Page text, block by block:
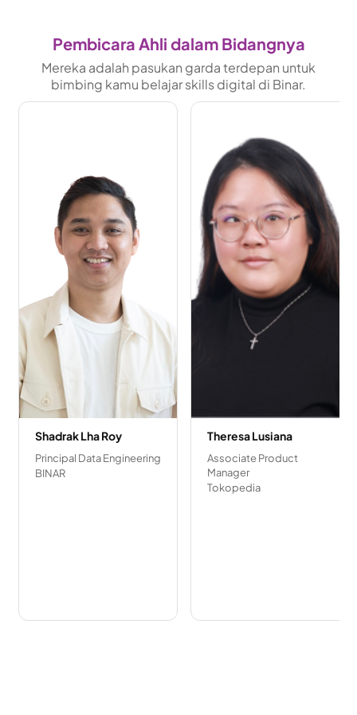
Pembicara Ahli dalam Bidangnya
Mereka adalah pasukan garda terdepan untuk
bimbing kamu belajar skills digital di Binar.
Shadrak Lha Roy
Principal Data Engineering
BINAR
Theresa Lusiana
Associate Product
Manager
Tokopedia